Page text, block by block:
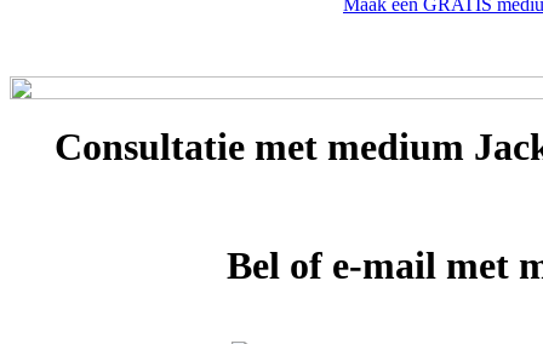
Maak een GRATIS
Consultatie met medium
Bel of e-mail met